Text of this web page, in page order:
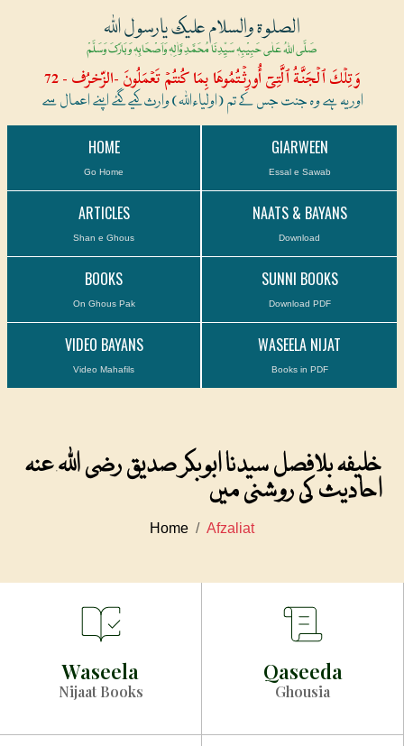
الصلوۃ والسلام علیک یارسول اللہ
صَلَّی اللہُ عَلٰی حَبِیْبِہٖ سَیِّدِنَا مُحَمَّدِ وَّاٰلِہٖ وَاَصْحَابِہٖ وَبَارَکَ وَسَلَّمْ
وَتِلۡكَ ٱلۡجَنَّةُ ٱلَّتِىٓ أُورِثۡتُمُوهَا بِمَا كُنتُمۡ تَعۡمَلُونَ -الزّخرُف - 72
اور یہ ہے وہ جنت جس کے تم (اولیاءاللہ) وارث کیے گئے اپنے اعمال سے
HOME
Go Home
GIARWEEN
Essal e Sawab
ARTICLES
Shan e Ghous
NAATS & BAYANS
Download
BOOKS
On Ghous Pak
SUNNI BOOKS
Download PDF
VIDEO BAYANS
Video Mahafils
WASEELA NIJAT
Books in PDF
خلیفہ بلافصل سیدنا ابوبکر صدیق رضی اللہ عنہ
احادیث کی روشنی میں
Home Afzaliat
Waseela
Nijaat Books
Qaseeda
Ghousia